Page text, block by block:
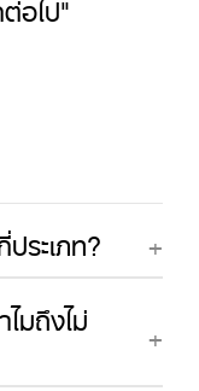
ระเภท?
มถึงไม่